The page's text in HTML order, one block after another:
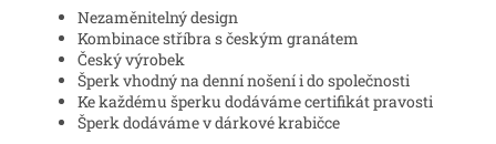
Nezaměnitelný design
Kombinace stříbra s českým granátem
Český výrobek
Šperk vhodný na denní nošení i do společnosti
Ke každému šperku dodáváme certifikát pravosti
Šperk dodáváme v dárkové krabičce